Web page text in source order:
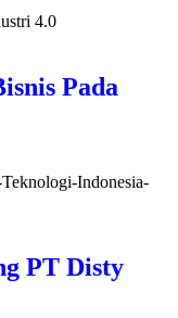
Pada
PT Disty